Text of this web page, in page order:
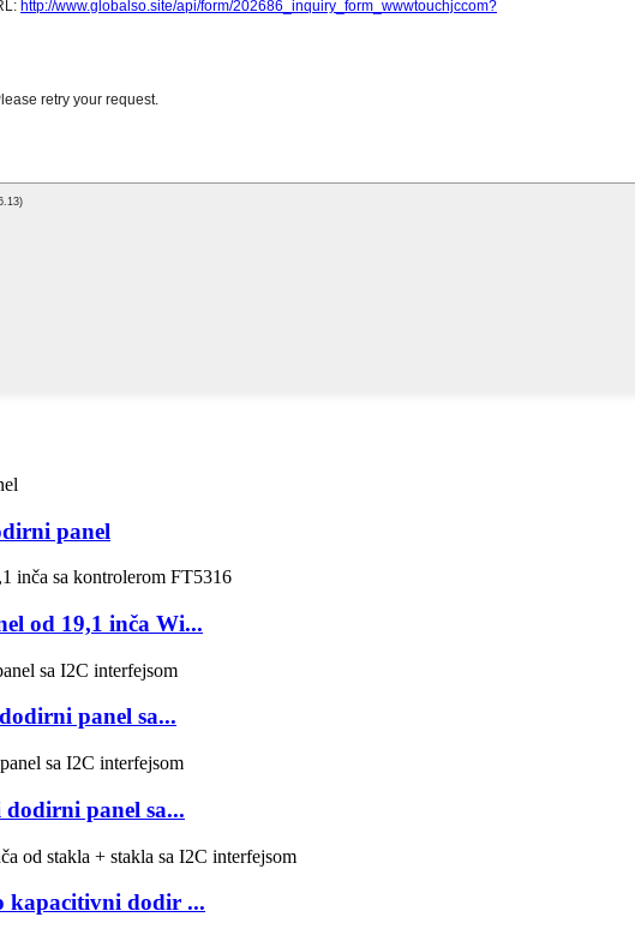
panel
od 19,1 inča Wi...
panel sa...
panel sa...
kapacitivni dodir ...